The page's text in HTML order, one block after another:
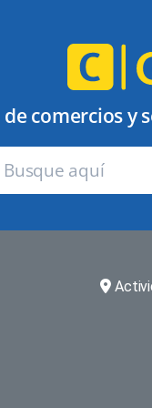
de comercios y